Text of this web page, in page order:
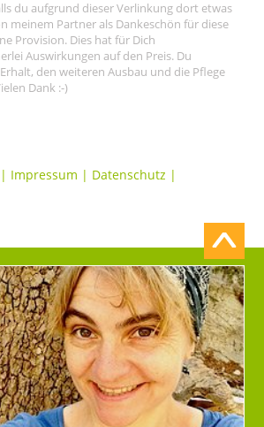
du aufgrund dieser Verlinkung dort etwas
meinem Partner als Dankeschön für diese
Provision. Dies hat für Dich
Auswirkungen auf den Preis. Du
den weiteren Ausbau und die Pflege
Dank :-)
| Impressum | Datenschutz |